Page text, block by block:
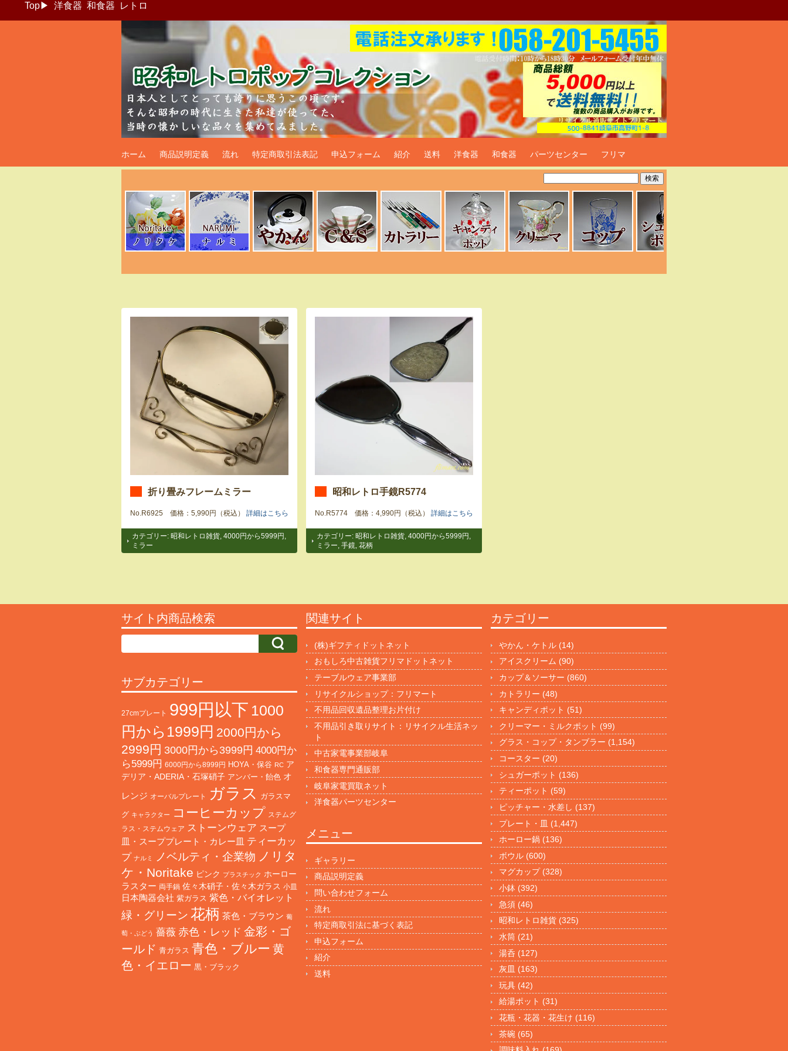
Top▶ 洋食器 和食器 レトロ
昭和レトロポップ食器生活雑貨通販＠フリマート
ホーム 商品説明定義 流れ 特定商取引法表記 申込フォーム 紹介 送料 洋食器 和食器 パーツセンター フリマ
折り畳みフレームミラー
No.R6925 価格：5,990円（税込） 詳細はこちら
カテゴリー: 昭和レトロ雑貨 4000円から5999円
ミラー
昭和レトロ手鏡R5774
No.R5774 価格：4,990円（税込） 詳細はこちら
カテゴリー: 昭和レトロ雑貨 4000円から5999円
ミラー 手鏡 花柄
サイト内商品検索 関連サイト
(株)ギフティドットネット
おもしろ中古雑貨フリマドットネット
テーブルウェア事業部
リサイクルショップ：フリマート
不用品回収遺品整理お片付け
不用品引き取りサイト：リサイクル生活ネッ
ト
中古家電事業部岐阜
和食器専門通販部
岐阜家電買取ネット
洋食器パーツセンター
カテゴリー
やかん・ケトル (14)
アイスクリーム (90)
カップ＆ソーサー (860)
カトラリー (48)
キャンディポット (51)
クリーマー・ミルクポット (99)
グラス・コップ・タンブラー (1,154)
コースター (20)
シュガーポット (136)
ティーポット (59)
ピッチャー・水差し (137)
プレート・皿 (1,447)
ホーロー鍋 (136)
ボウル (600)
マグカップ(328)
小鉢 (392)
急須 (46)
昭和レトロ雑貨 (325)
水筒 (21)
湯呑 (127)
灰皿 (163)
玩具 (42)
給湯ポット (31)
花瓶・花器・花生け (116)
茶碗 (65)
サブカテゴリー
27cmプレート 999円以下 1000
円から1999円 2000円から
2999円 3000円から3999円 4000円か
ら5999円 6000円から8999円 HOYA・保谷 RC ア
デリア・ADERIA・石塚硝子 アンバー・飴色 オ
レンジ オーバルプレート ガラス ガラスマ
グ キャラクター コーヒーカップ ステムグ
ラス・ステムウェア ストーンウェア スープ
皿・スーププレート・カレー皿 ティーカッ
プ ナルミ ノベルティ・企業物 ノリタ
ケ・Noritake ピンク プラスチック ホーロー
ラスター 両手鍋 佐々木硝子・佐々木ガラス 小皿
日本陶器会社 紫ガラス 紫色・バイオレット
緑・グリーン 花柄 茶色・ブラウン 葡
萄・ぶどう 薔薇 赤色・レッド 金彩・ゴ
ールド 青ガラス 青色・ブルー 黄
色・イエロー 黒・ブラック
メニュー
ギャラリー
商品説明定義
問い合わせフォーム
流れ
特定商取引法に基づく表記
申込フォーム
紹介
送料